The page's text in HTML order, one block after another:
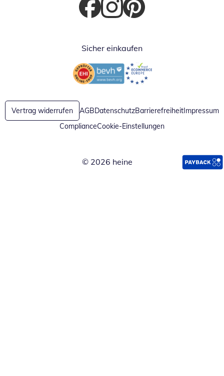
Öffnet in neuem Fenster
Öffnet in neuem Fenster
Öffnet in neuem Fenster
Sicher einkaufen
Öffnet in neuem FensterÖffnet in neuem Fenster
Vertrag widerrufen AGBDatenschutzBarrierefreiheitImpressum
ComplianceCookie-Einstellungen
© 2026 heine